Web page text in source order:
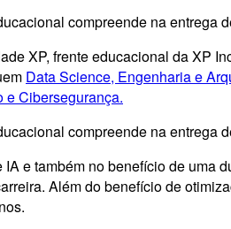
compreende na entrega
XP, frente educacional da XP
Data Science, Engenharia e
e Cibersegurança.
compreende na entrega
e também no benefício de uma
Além do benefício de